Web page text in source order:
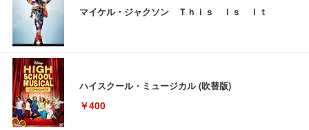
マイケル・ジャクソン Ｔｈｉｓ Ｉｓ Ｉｔ
ハイスクール・ミュージカル (吹替版)
￥400